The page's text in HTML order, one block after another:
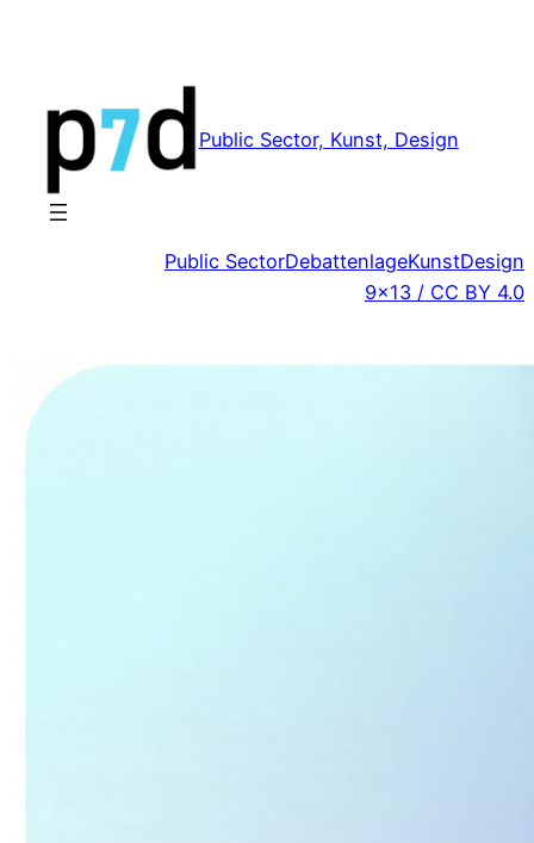
Public Sector, Kunst, Design
Public SectorDebattenlageKunstDesign
9×13 / CC BY 4.0